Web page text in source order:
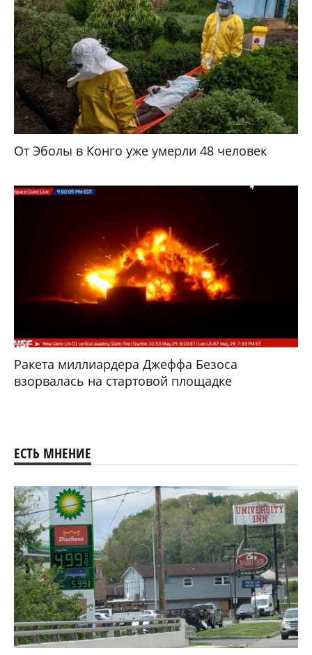
От Эболы в Конго уже умерли 48 человек
Ракета миллиардера Джеффа Безоса
взорвалась на стартовой площадке
ЕСТЬ МНЕНИЕ